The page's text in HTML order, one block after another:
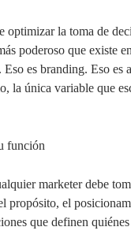
la toma de
poderoso que existe
es branding. Eso es
la única variable que
función
marketer debe
propósito, el
que definen